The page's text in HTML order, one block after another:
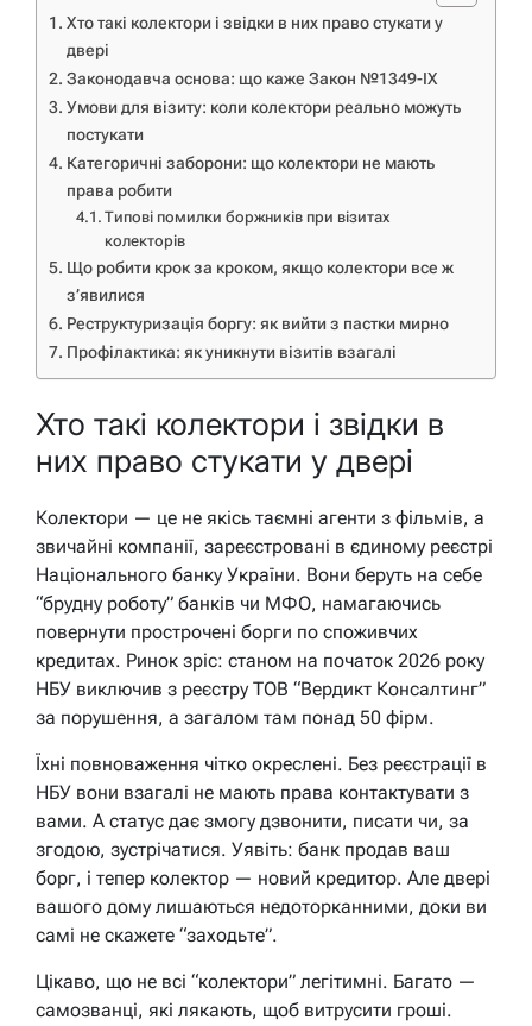
Хто такі колектори і звідки в них право стукати у
двері
Законодавча основа: що каже Закон №1349-IX
Умови для візиту: коли колектори реально можуть
постукати
Категоричні заборони: що колектори не мають
права робити
Типові помилки боржників при візитах
колекторів
Що робити крок за кроком, якщо колектори все ж
з’явилися
Реструктуризація боргу: як вийти з пастки мирно
Профілактика: як уникнути візитів взагалі
Хто такі колектори і звідки в
них право стукати у двері
Колектори — це не якісь таємні агенти з фільмів, а
звичайні компанії, зареєстровані в єдиному реєстрі
Національного банку України. Вони беруть на себе
“брудну роботу” банків чи МФО, намагаючись
повернути прострочені борги по споживчих
кредитах. Ринок зріс: станом на початок 2026 року
НБУ виключив з реєстру ТОВ “Вердикт Консалтинг”
за порушення, а загалом там понад 50 фірм.
Їхні повноваження чітко окреслені. Без реєстрації в
НБУ вони взагалі не мають права контактувати з
вами. А статус дає змогу дзвонити, писати чи, за
згодою, зустрічатися. Уявіть: банк продав ваш
борг, і тепер колектор — новий кредитор. Але двері
вашого дому лишаються недоторканними, доки ви
самі не скажете “заходьте”.
Цікаво, що не всі “колектори” легітимні. Багато —
самозванці, які лякають, щоб витрусити гроші.